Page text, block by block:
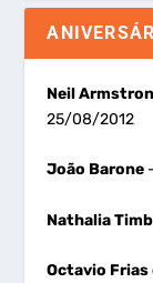
Neil
25/08/2012
João Barone
Nathalia
Octavio Frias